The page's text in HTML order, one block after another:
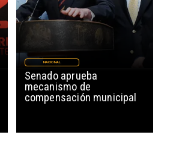
Senado aprueba
mecanismo de
compensación municipal
NACIONAL